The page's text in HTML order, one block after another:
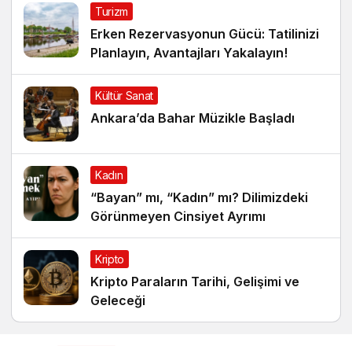
Turizm
Erken Rezervasyonun Gücü: Tatilinizi
Planlayın, Avantajları Yakalayın!
Kültür Sanat
Ankara’da Bahar Müzikle Başladı
Kadın
“Bayan” mı, “Kadın” mı? Dilimizdeki
Görünmeyen Cinsiyet Ayrımı
Kripto
Kripto Paraların Tarihi, Gelişimi ve
Geleceği